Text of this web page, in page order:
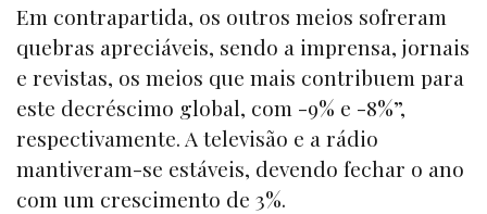
Em contrapartida, os outros meios sofreram
quebras apreciáveis, sendo a imprensa, jornais
e revistas, os meios que mais contribuem para
este decréscimo global, com -9% e -8%”,
respectivamente. A televisão e a rádio
mantiveram-se estáveis, devendo fechar o ano
com um crescimento de 3%.